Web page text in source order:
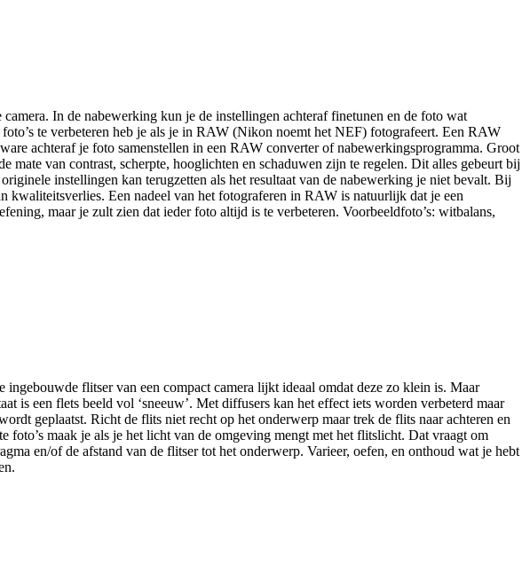
In de nabewerking kun je de instellingen achteraf finetunen en de foto wat
te verbeteren heb je als je in RAW (Nikon noemt het NEF) fotografeert. Een RAW
achteraf je foto samenstellen in een RAW converter of nabewerkingsprogramma. Groot
van contrast, scherpte, hooglichten en schaduwen zijn te regelen. Dit alles gebeurt bij
instellingen kan terugzetten als het resultaat van de nabewerking je niet bevalt. Bij
kwaliteitsverlies. Een nadeel van het fotograferen in RAW is natuurlijk dat je een
maar je zult zien dat ieder foto altijd is te verbeteren. Voorbeeldfoto’s: witbalans,
flitser van een compact camera lijkt ideaal omdat deze zo klein is. Maar
is een flets beeld vol ‘sneeuw’. Met diffusers kan het effect iets worden verbeterd maar
geplaatst. Richt de flits niet recht op het onderwerp maar trek de flits naar achteren en
maak je als je het licht van de omgeving mengt met het flitslicht. Dat vraagt om
en/of de afstand van de flitser tot het onderwerp. Varieer, oefen, en onthoud wat je hebt